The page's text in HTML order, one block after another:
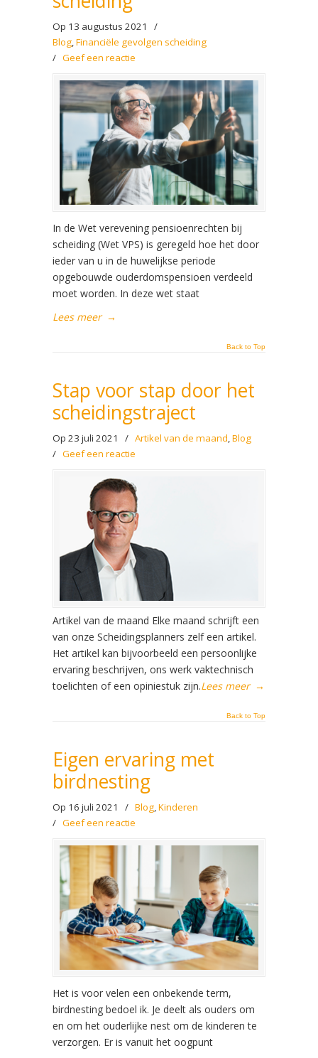
Op 13 augustus 2021
/
Blog,Financiële gevolgen scheiding
/ Geef een reactie
In de Wet verevening pensioenrechten bij
scheiding (Wet VPS) is geregeld hoe het door
ieder van u in de huwelijkse periode
opgebouwde ouderdomspensioen verdeeld
moet worden. In deze wet staat
Lees meer →
Back to Top
Stap voor stap door het
scheidingstraject
Op 23 juli 2021 / Artikel van de maand,Blog
/ Geef een reactie
Artikel van de maand Elke maand schrijft een
van onze Scheidingsplanners zelf een artikel.
Het artikel kan bijvoorbeeld een persoonlijke
ervaring beschrijven, ons werk vaktechnisch
toelichten of een opiniestuk zijn.Lees meer →
Back to Top
Eigen ervaring met
birdnesting
Op 16 juli 2021 / Blog,Kinderen
/ Geef een reactie
Het is voor velen een onbekende term,
birdnesting bedoel ik. Je deelt als ouders om
en om het ouderlijke nest om de kinderen te
verzorgen. Er is vanuit het oogpunt